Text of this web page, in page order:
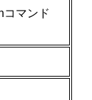
コマンド